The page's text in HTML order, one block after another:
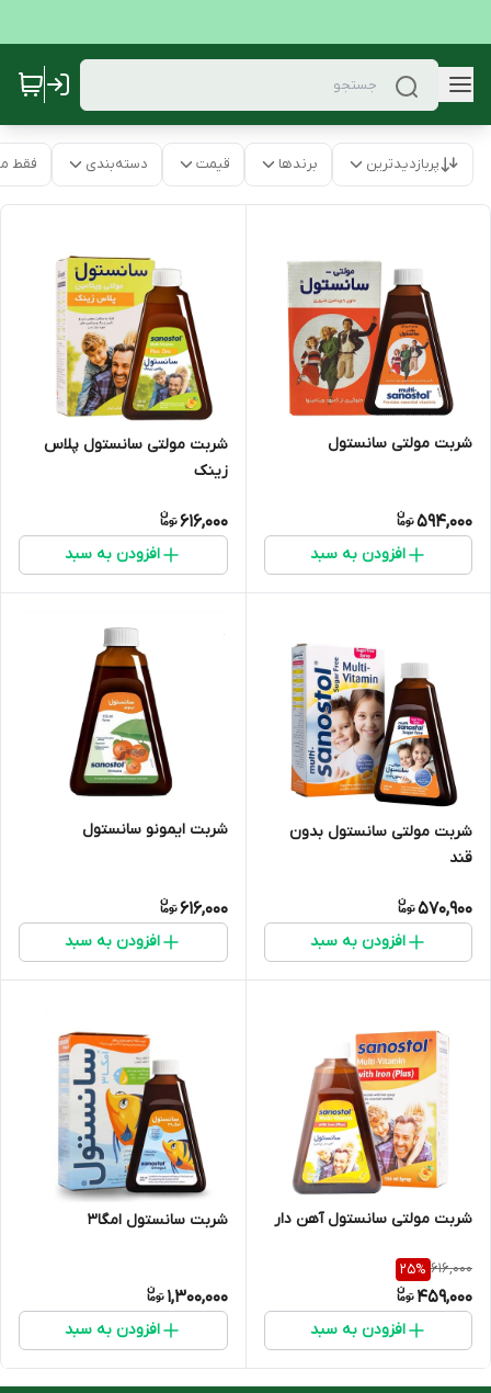
پربازدیدترین برندها قیمت دسته‌بندی فقط
شربت مولتی سانستول
594,000
افزودن به سبد
شربت مولتی سانستول پلاس
زینک
616,000
افزودن به سبد
شربت مولتی سانستول بدون
قند
570,900
افزودن به سبد
شربت ایمونو سانستول
616,000
افزودن به سبد
شربت مولتی سانستول آهن دار
616,000
25%
459,000
افزودن به سبد
شربت سانستول امگا3
1,300,000
افزودن به سبد